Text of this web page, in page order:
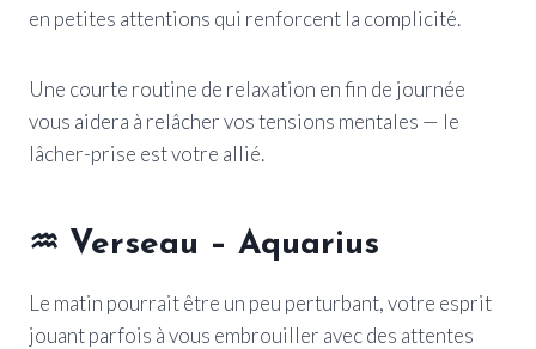
en petites attentions qui renforcent la complicité.
Une courte routine de relaxation en fin de journée
vous aidera à relâcher vos tensions mentales — le
lâcher-prise est votre allié.
♒ Verseau – Aquarius
Le matin pourrait être un peu perturbant, votre esprit
jouant parfois à vous embrouiller avec des attentes